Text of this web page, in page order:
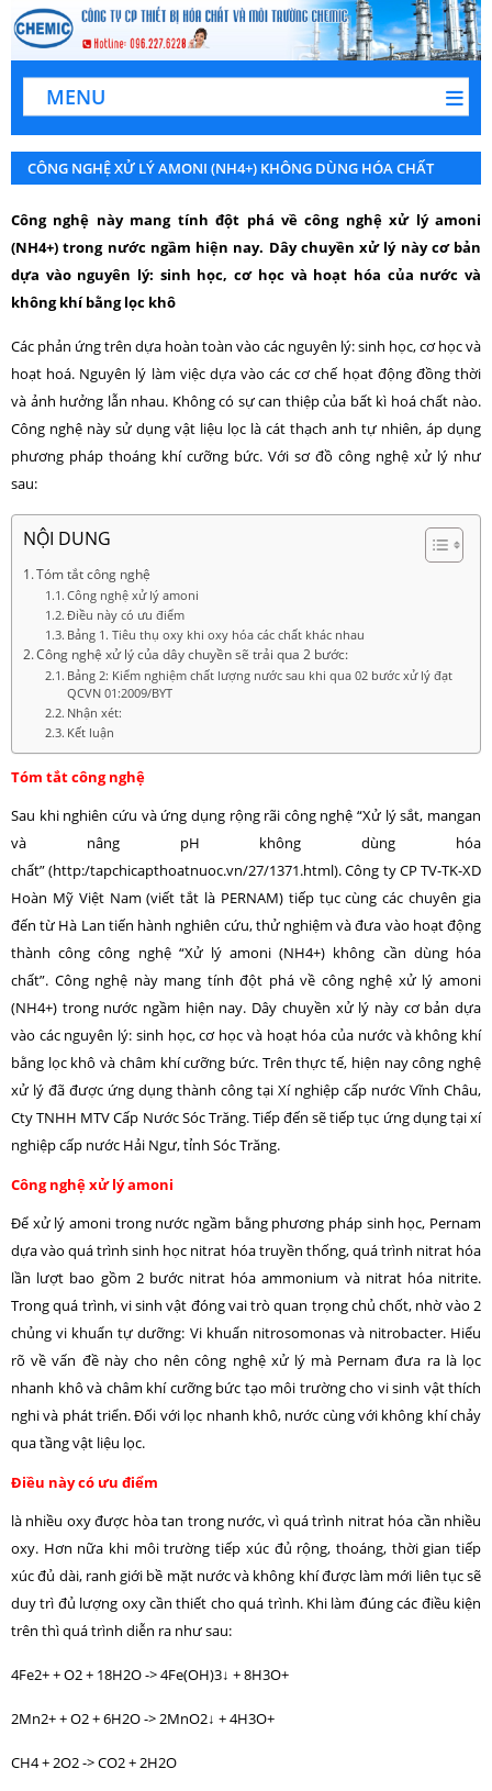
MENU
CÔNG NGHỆ XỬ LÝ AMONI (NH4+) KHÔNG DÙNG HÓA CHẤT
Công nghệ này mang tính đột phá về công nghệ xử lý amoni
(NH4+) trong nước ngầm hiện nay. Dây chuyền xử lý này cơ bản
dựa vào nguyên lý: sinh học, cơ học và hoạt hóa của nước và
không khí bằng lọc khô
Các phản ứng trên dựa hoàn toàn vào các nguyên lý: sinh học, cơ học và
hoạt hoá. Nguyên lý làm việc dựa vào các cơ chế họat động đồng thời
và ảnh hưởng lẫn nhau. Không có sự can thiệp của bất kì hoá chất nào.
Công nghệ này sử dụng vật liệu lọc là cát thạch anh tự nhiên, áp dụng
phương pháp thoáng khí cưỡng bức. Với sơ đồ công nghệ xử lý như
sau:
NỘI DUNG
Tóm tắt công nghệ
Công nghệ xử lý amoni
Điều này có ưu điểm
Bảng 1. Tiêu thụ oxy khi oxy hóa các chất khác nhau
Công nghệ xử lý của dây chuyền sẽ trải qua 2 bước:
Bảng 2: Kiểm nghiệm chất lượng nước sau khi qua 02 bước xử lý đạt
QCVN 01:2009/BYT
Nhận xét:
Kết luận
Tóm tắt công nghệ
Sau khi nghiên cứu và ứng dụng rộng rãi công nghệ “Xử lý sắt, mangan
và nâng pH không dùng hóa
chất” (http:/tapchicapthoatnuoc.vn/27/1371.html). Công ty CP TV-TK-XD
Hoàn Mỹ Việt Nam (viết tắt là PERNAM) tiếp tục cùng các chuyên gia
đến từ Hà Lan tiến hành nghiên cứu, thử nghiệm và đưa vào hoạt động
thành công công nghệ “Xử lý amoni (NH4+) không cần dùng hóa
chất”. Công nghệ này mang tính đột phá về công nghệ xử lý amoni
(NH4+) trong nước ngầm hiện nay. Dây chuyền xử lý này cơ bản dựa
vào các nguyên lý: sinh học, cơ học và hoạt hóa của nước và không khí
bằng lọc khô và châm khí cưỡng bức. Trên thực tế, hiện nay công nghệ
xử lý đã được ứng dụng thành công tại Xí nghiệp cấp nước Vĩnh Châu,
Cty TNHH MTV Cấp Nước Sóc Trăng. Tiếp đến sẽ tiếp tục ứng dụng tại xí
nghiệp cấp nước Hải Ngư, tỉnh Sóc Trăng.
Công nghệ xử lý amoni
Để xử lý amoni trong nước ngầm bằng phương pháp sinh học, Pernam
dựa vào quá trình sinh học nitrat hóa truyền thống, quá trình nitrat hóa
lần lượt bao gồm 2 bước nitrat hóa ammonium và nitrat hóa nitrite.
Trong quá trình, vi sinh vật đóng vai trò quan trọng chủ chốt, nhờ vào 2
chủng vi khuẩn tự dưỡng: Vi khuẩn nitrosomonas và nitrobacter. Hiểu
rõ về vấn đề này cho nên công nghệ xử lý mà Pernam đưa ra là lọc
nhanh khô và châm khí cưỡng bức tạo môi trường cho vi sinh vật thích
nghi và phát triển. Đối với lọc nhanh khô, nước cùng với không khí chảy
qua tầng vật liệu lọc.
Điều này có ưu điểm
là nhiều oxy được hòa tan trong nước, vì quá trình nitrat hóa cần nhiều
oxy. Hơn nữa khi môi trường tiếp xúc đủ rộng, thoáng, thời gian tiếp
xúc đủ dài, ranh giới bề mặt nước và không khí được làm mới liên tục sẽ
duy trì đủ lượng oxy cần thiết cho quá trình. Khi làm đúng các điều kiện
trên thì quá trình diễn ra như sau:
4Fe2+ + O2 + 18H2O -> 4Fe(OH)3↓ + 8H3O+
2Mn2+ + O2 + 6H2O -> 2MnO2↓ + 4H3O+
CH4 + 2O2 -> CO2 + 2H2O